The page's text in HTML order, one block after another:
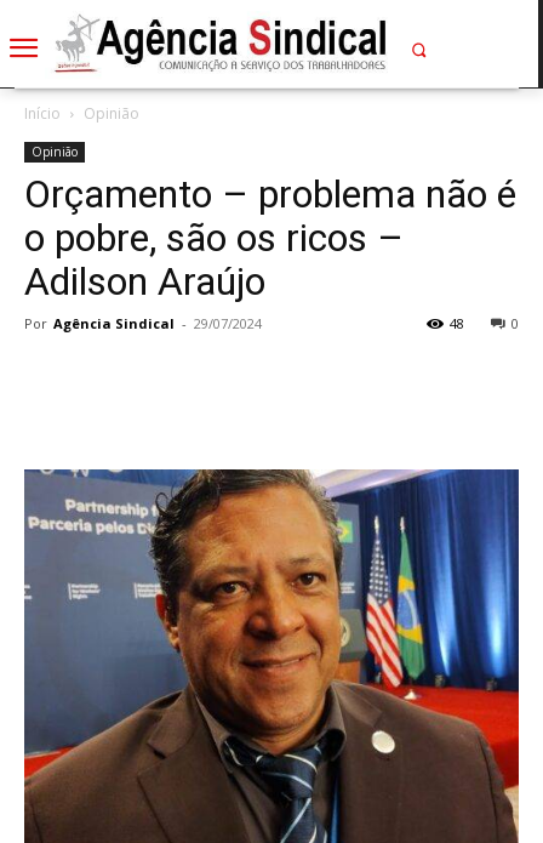
Início Opinião
Opinião
Orçamento – problema não é
o pobre, são os ricos –
Adilson Araújo
Por Agência Sindical - 29/07/2024 0
48